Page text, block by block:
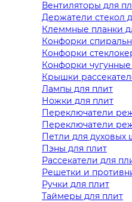
Вентиляторы для
Держатели стекол
Клеммные планки
Конфорки
Конфорки
Конфорки
Крышки
Лампы для плит
Ножки для плит
Переключатели
Переключатели
Петли для духовых
Пэны для плит
Рассекатели для
Решетки и
Ручки для плит
Таймеры для плит